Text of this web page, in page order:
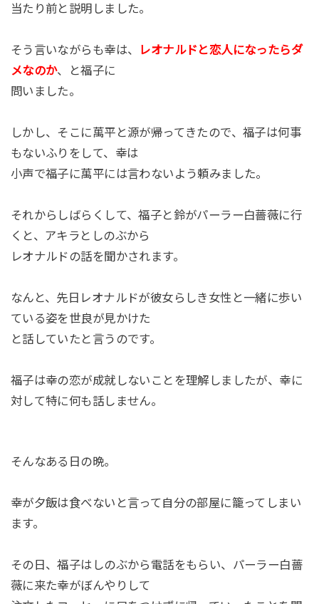
当たり前と説明しました。
そう言いながらも幸は、
レオナルドと恋人になったらダ
メなのか、と福子に
問いました。
しかし、そこに萬平と源が帰ってきたので、福子は何事
もないふりをして、幸は
小声で福子に萬平には言わないよう頼みました。
それからしばらくして、福子と鈴がパーラー白薔薇に行
くと、アキラとしのぶから
レオナルドの話を聞かされます。
なんと、先日レオナルドが彼女らしき女性と一緒に歩い
ている姿を世良が見かけた
と話していたと言うのです。
福子は幸の恋が成就しないことを理解しましたが、幸に
対して特に何も話しません。
そんなある日の晩。
幸が夕飯は食べないと言って自分の部屋に籠ってしまい
ます。
その日、福子はしのぶから電話をもらい、パーラー白薔
薇に来た幸がぼんやりして